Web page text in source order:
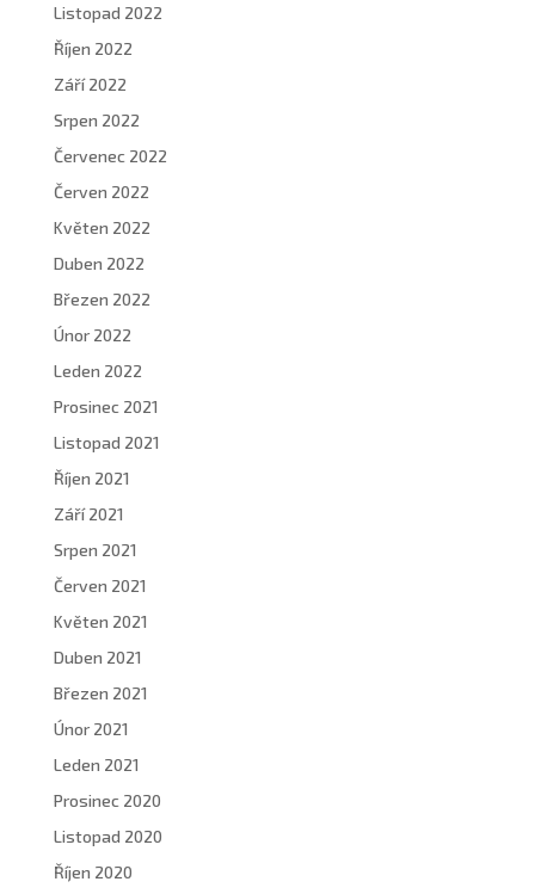
Listopad 2022
Říjen 2022
Září 2022
Srpen 2022
Červenec 2022
Červen 2022
Květen 2022
Duben 2022
Březen 2022
Únor 2022
Leden 2022
Prosinec 2021
Listopad 2021
Říjen 2021
Září 2021
Srpen 2021
Červen 2021
Květen 2021
Duben 2021
Březen 2021
Únor 2021
Leden 2021
Prosinec 2020
Listopad 2020
Říjen 2020